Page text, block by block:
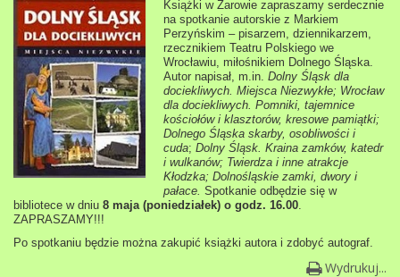
Książki w Żarowie zapraszamy serdecznie
na spotkanie autorskie z Markiem
Perzyńskim – pisarzem, dziennikarzem,
rzecznikiem Teatru Polskiego we
Wrocławiu, miłośnikiem Dolnego Śląska.
Autor napisał, m.in. Dolny Śląsk dla
dociekliwych. Miejsca Niezwykłe; Wrocław
dla dociekliwych. Pomniki, tajemnice
kościołów i klasztorów, kresowe pamiątki;
Dolnego Śląska skarby, osobliwości i
cuda; Dolny Śląsk. Kraina zamków, katedr
i wulkanów; Twierdza i inne atrakcje
Kłodzka; Dolnośląskie zamki, dwory i
pałace. Spotkanie odbędzie się w
bibliotece w dniu 8 maja (poniedziałek) o godz. 16.00.
ZAPRASZAMY!!!
Po spotkaniu będzie można zakupić książki autora i zdobyć autograf.
Wydrukuj...